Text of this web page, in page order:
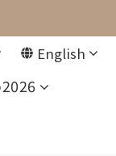
English